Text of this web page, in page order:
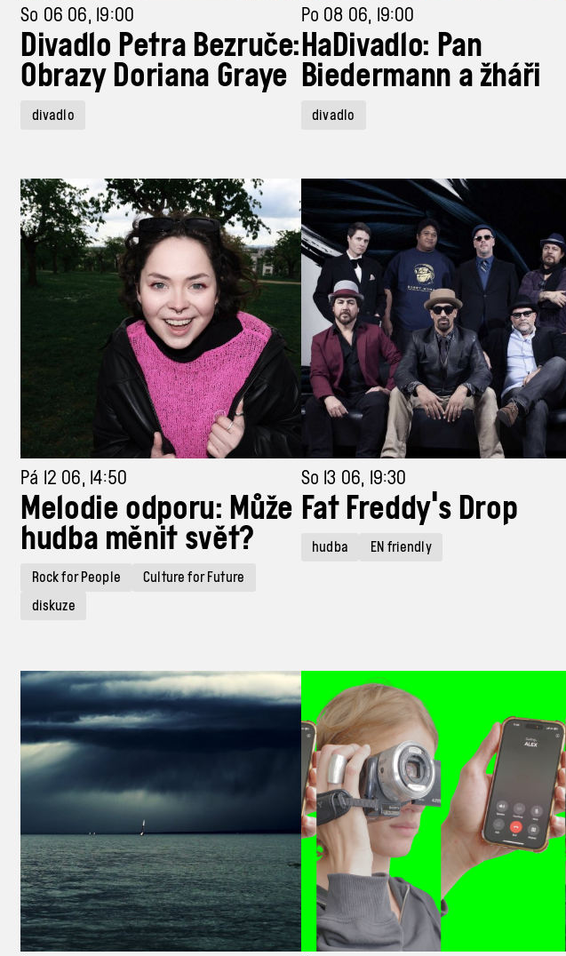
So 06 06, 19:00
Divadlo Petra Bezruče:
Obrazy Doriana Graye
divadlo
Po 08 06, 19:00
HaDivadlo: Pan
Biedermann a žháři
divadlo
Pá 12 06, 14:50
Melodie odporu: Může
hudba měnit svět?
Rock for People
Culture for Future
diskuze
So 13 06, 19:30
Fat Freddy's Drop
hudba EN friendly